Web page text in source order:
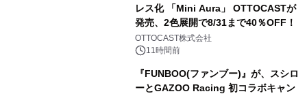
レス化 「Mini Aura」 OTTOCASTが
発売、2色展開で8/31まで40％OFF！
OTTOCAST株式会社
11時間前
『FUNBOO(ファンブー)』が、スシロ
ーとGAZOO Racing 初コラボキャン